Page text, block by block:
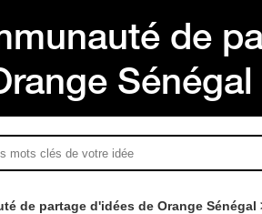
de
Sénégal
de partage d'idées de Orange Sénégal